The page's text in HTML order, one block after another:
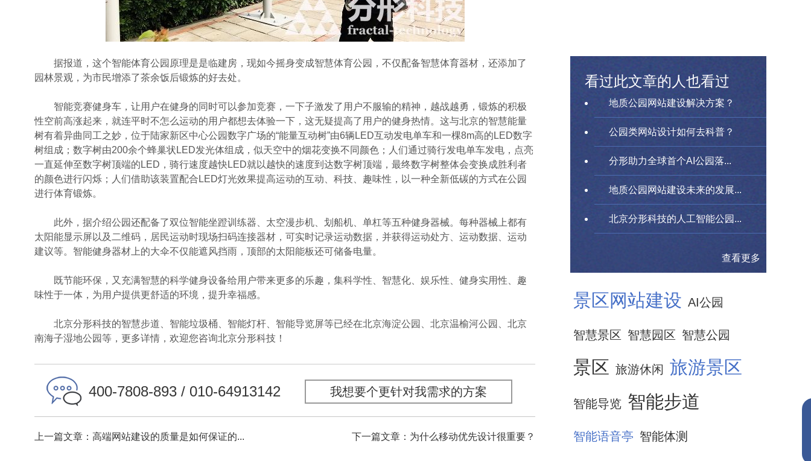
据报道，这个智能体育公园原理是是临建房，现如今摇身变成智慧体育公园，不仅配备智慧体育器材，还添加了
园林景观，为市民增添了茶余饭后锻炼的好去处。
智能竞赛健身车，让用户在健身的同时可以参加竞赛，一下子激发了用户不服输的精神，越战越勇，锻炼的积极
性空前高涨起来，就连平时不怎么运动的用户都想去体验一下，这无疑提高了用户的健身热情。这与北京的智慧能量
树有着异曲同工之妙，位于陆家新区中心公园数字广场的“能量互动树”由6辆LED互动发电单车和一棵8m高的LED数字
树组成；数字树由200余个蜂巢状LED发光体组成，似天空中的烟花变换不同颜色；人们通过骑行发电单车发电，点亮
一直延伸至数字树顶端的LED，骑行速度越快LED就以越快的速度到达数字树顶端，最终数字树整体会变换成胜利者
的颜色进行闪烁；人们借助该装置配合LED灯光效果提高运动的互动、科技、趣味性，以一种全新低碳的方式在公园
进行体育锻炼。
此外，据介绍公园还配备了双位智能坐蹬训练器、太空漫步机、划船机、单杠等五种健身器械。每种器械上都有
太阳能显示屏以及二维码，居民运动时现场扫码连接器材，可实时记录运动数据，并获得运动处方、运动数据、运动
建议等。智能健身器材上的大伞不仅能遮风挡雨，顶部的太阳能板还可储备电量。
既节能环保，又充满智慧的科学健身设备给用户带来更多的乐趣，集科学性、智慧化、娱乐性、健身实用性、趣
味性于一体，为用户提供更舒适的环境，提升幸福感。
北京分形科技的智慧步道、智能垃圾桶、智能灯杆、智能导览屏等已经在北京海淀公园、北京温榆河公园、北京
南海子湿地公园等，更多详情，欢迎您咨询北京分形科技！
400-7808-893 / 010-64913142 我想要个更针对我需求的方案
上一篇文章：高端网站建设的质量是如何保证的... 下一篇文章：为什么移动优先设计很重要？
看过此文章的人也看过
地质公园网站建设解决方案？
公园类网站设计如何去科普？
分形助力全球首个AI公园落...
地质公园网站建设未来的发展...
北京分形科技的人工智能公园...
查看更多
景区网站建设 AI公园
智慧景区 智慧园区 智慧公园
景区 旅游休闲 旅游景区
智能导览 智能步道
智能语音亭 智能体测